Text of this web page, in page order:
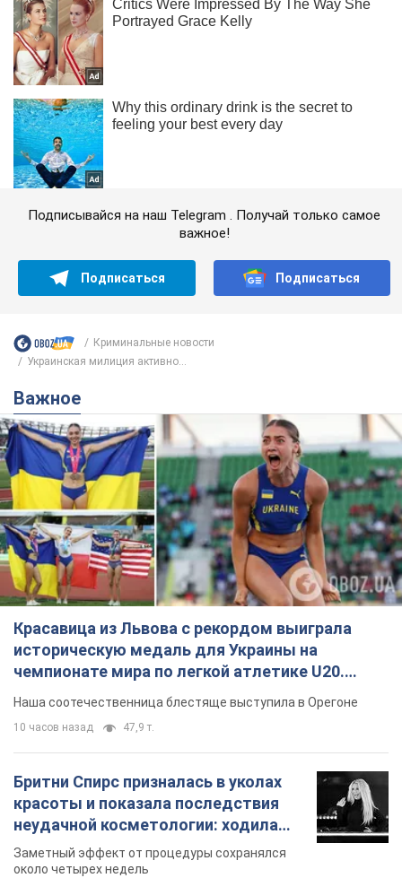
Подписывайся на наш Telegram . Получай только самое
важное!
Подписаться Подписаться
Криминальные новости
Украинская милиция активно...
Важное
Красавица из Львова с рекордом выиграла
историческую медаль для Украины на
чемпионате мира по легкой атлетике U20.
Видео
Наша соотечественница блестяще выступила в Орегоне
10 часов назад 47,9 т.
Бритни Спирс призналась в уколах
красоты и показала последствия
неудачной косметологии: ходила
так почти месяц
Заметный эффект от процедуры сохранялся
около четырех недель